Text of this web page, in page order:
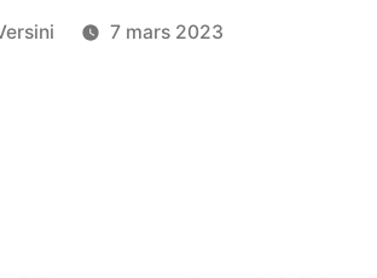
7 mars 2023